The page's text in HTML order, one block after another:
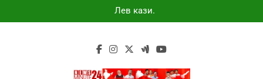
to
Лев казино
промокоды